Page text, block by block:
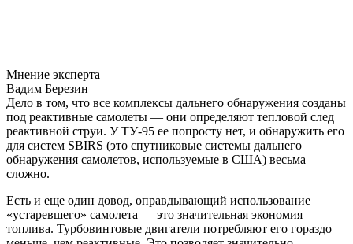
Мнение эксперта
Вадим Березин
Дело в том, что все комплексы дальнего обнаружения созданы
под реактивные самолеты — они определяют тепловой след
реактивной струи. У ТУ-95 ее попросту нет, и обнаружить его
для систем SBIRS (это спутниковые системы дальнего
обнаружения самолетов, используемые в США) весьма
сложно.
Есть и еще один довод, оправдывающий использование
«устаревшего» самолета — это значительная экономия
топлива. Турбовинтовые двигатели потребляют его гораздо